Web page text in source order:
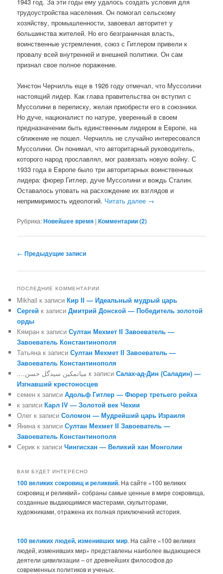
трудоустройства населения. Он помогал сельскому
хозяйству, промышленности, завоевал авторитет у
большинства жителей. Но его безграничная власть,
воинственные устремления, союз с Гитлером привели к
провалу всей внутренней и внешней политики. Он сам
признал свое полное поражение.
Уинстон Черчилль еще в 1926 году отмечал, что Муссолини
настоящий лидер. Как глава правительства он вступил с
Муссолини в переписку, желая приобрести его в союзники.
Но дуче, националист по натуре, уверенный в своем
предназначении быть единственным лидером в Европе, на
сближение не пошел. Черчилль не случайно интересовался
Муссолини. Он понимал, что авторитарный руководитель,
которого народ прославлял, мог развязать новую войну. С
1933 года в Европе было три авторитарных воинственных
лидера: фюрер Гитлер, дуче Муссолини и вождь Сталин.
Оставалось уповать на расхождение их взглядов и
непримиримость идеологий. Читать далее →
Рубрика:Новейшее время |Комментарии (2)
Навигация
записям
← Предыдущие записи
ПОСЛЕДНИЕ КОММЕНТАРИИ
Mikhail к записиКир II — Идеальный мудрый царь
Сергей к записиДмитрий Донской — Победитель золотой
орды
Кямран к записиСултан Мехмет II Завоеватель —
Завоеватель Константинополя
Татьяна к записиСултан Мехмет II Завоеватель —
Завоеватель Константинополя
....میاتمکین سیدگل حسن к записиСалах-ад-Дин (Саладин) —
Изгнавший крестоносцев
семен к записиАдольф Гитлер — Фюрер третьего рейха
к записиКарл IV — Золотой век Чехии
Олег к записиСоломон — Мудрейший царь Израиля
Янина к записиСултан Мехмет II Завоеватель —
Завоеватель Константинополя
Серик к записиЧингисхан — Великий хан Монголии
ВАМ БУДЕТ ИНТЕРЕСНО
100 великих сокровищ и реликвий. На сайте «100 великих
сокровищ и реликвий» собраны самые ценные в мире сокровища,
созданные выдающимися мастерами, скульпторами,
художниками, отражена их полная приключений история.
100 великих людей, изменивших мир. На сайте «100 великих
людей, изменивших мир» представлены наиболее выдающиеся
деятели цивилизации – от древнейших философов до
современных политиков и ученых.